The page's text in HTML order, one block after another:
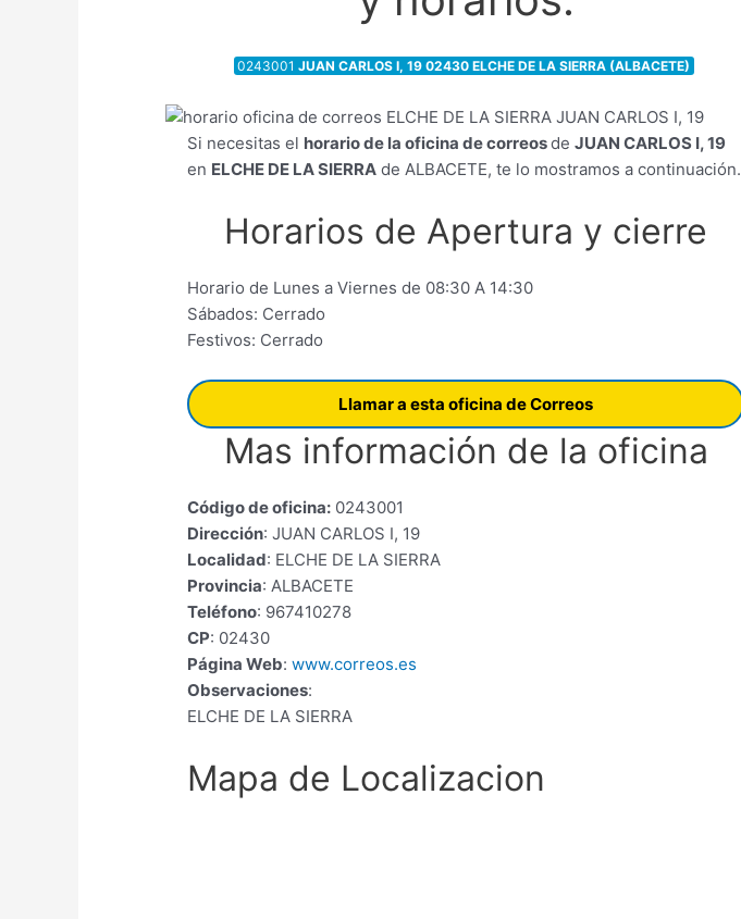
0243001JUAN CARLOS I, 19 02430 ELCHE DE LA SIERRA (ALBACETE)
Si necesitas el horario de la oficina de correosdeJUAN CARLOS I, 19
en ELCHE DE LA SIERRA de ALBACETE, te lo mostramos a continuación.
Horarios de Apertura y cierre
Horario de Lunes a Viernes de 08:30 A 14:30
Sábados: Cerrado
Festivos: Cerrado
Llamar a esta oficina de Correos
Mas información de la oficina
Código de oficina: 0243001
Dirección: JUAN CARLOS I, 19
Localidad: ELCHE DE LA SIERRA
Provincia: ALBACETE
Teléfono: 967410278
CP: 02430
Página Web: www.correos.es
Observaciones:
ELCHE DE LA SIERRA
Mapa de Localizacion